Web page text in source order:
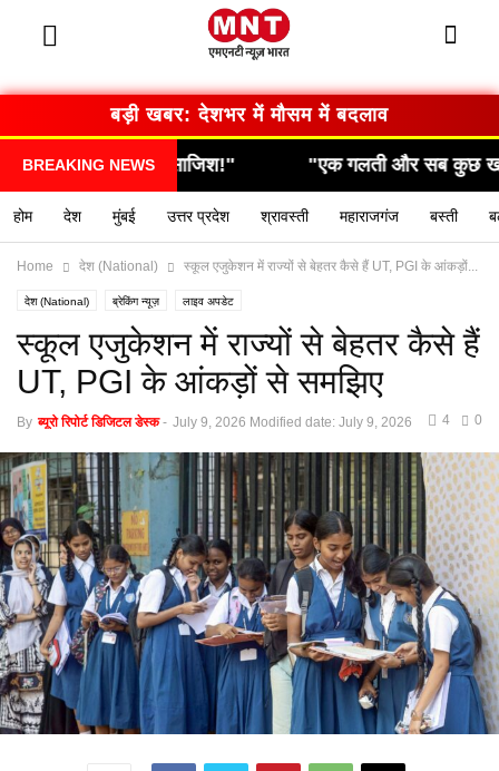
बड़ी खबर: देशभर में मौसम में बदलाव
BREAKING NEWS
खौफनाक साजिश!" "एक गलती और सब कुछ खत्म… देखिए
होम देश मुंबई उत्तर प्रदेश श्रावस्ती महाराजगंज बस्ती
Home देश (National) स्कूल एजुकेशन में राज्यों से बेहतर कैसे हैं UT, PGI के आंकड़ों...
देश (National) ब्रेकिंग न्यूज़ लाइव अपडेट
स्कूल एजुकेशन में राज्यों से बेहतर कैसे हैं
UT, PGI के आंकड़ों से समझिए
By ब्यूरो रिपोर्ट डिजिटल डेस्क - July 9, 2026 Modified date: July 9, 2026 0
4